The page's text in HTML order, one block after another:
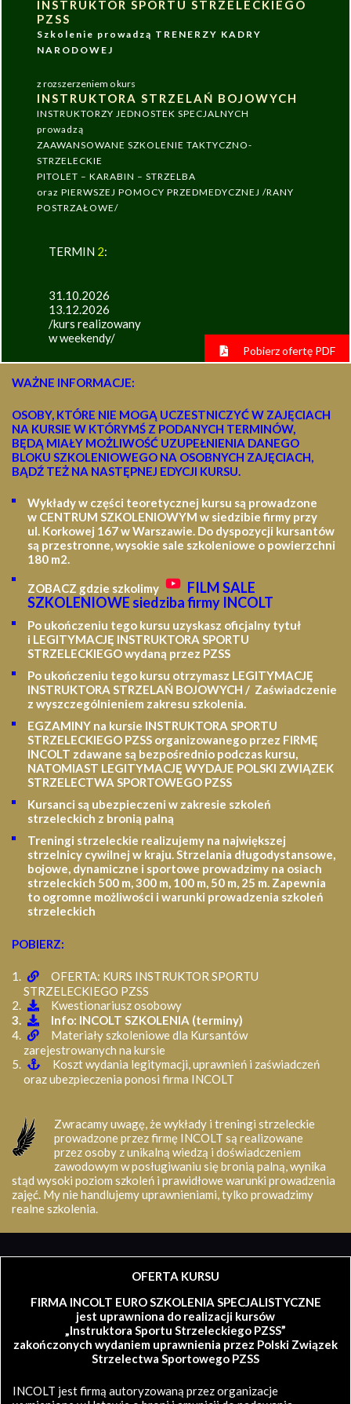
INSTRUKTOR SPORTU STRZELECKIEGO
PZSS
Szkolenie prowadzą TRENERZY KADRY
NARODOWEJ
z rozszerzeniem o kurs
INSTRUKTORA STRZELAŃ BOJOWYCH
INSTRUKTORZY JEDNOSTEK SPECJALNYCH
prowadzą
ZAAWANSOWANE SZKOLENIE TAKTYCZNO-
STRZELECKIE
PITOLET – KARABIN – STRZELBA
oraz PIERWSZEJ POMOCY PRZEDMEDYCZNEJ /RANY
POSTRZAŁOWE/
TERMIN 2:
31.10.2026
13.12.2026
/kurs realizowany
w weekendy/
Pobierz ofertę PDF
WAŻNE INFORMACJE:
OSOBY, KTÓRE NIE MOGĄ UCZESTNICZYĆ W ZAJĘCIACH
NA KURSIE W KTÓRYMŚ Z PODANYCH TERMINÓW,
BĘDĄ MIAŁY MOŻLIWOŚĆ UZUPEŁNIENIA DANEGO
BLOKU SZKOLENIOWEGO NA OSOBNYCH ZAJĘCIACH,
BĄDŹ TEŻ NA NASTĘPNEJ EDYCJI KURSU.
Wykłady w części teoretycznej kursu są prowadzone
w CENTRUM SZKOLENIOWYM w siedzibie firmy przy
ul. Korkowej 167 w Warszawie. Do dyspozycji kursantów
są przestronne, wysokie sale szkoleniowe o powierzchni
180 m2.
ZOBACZ gdzie szkolimy
FILM SALE
SZKOLENIOWE siedziba firmy INCOLT
Po ukończeniu tego kursu uzyskasz oficjalny tytuł
i LEGITYMACJĘ INSTRUKTORA SPORTU
STRZELECKIEGO wydaną przez PZSS
Po ukończeniu tego kursu otrzymasz LEGITYMACJĘ
INSTRUKTORA STRZELAŃ BOJOWYCH / Zaświadczenie
z wyszczególnieniem zakresu szkolenia.
EGZAMINY na kursie INSTRUKTORA SPORTU
STRZELECKIEGO PZSS organizowanego przez FIRMĘ
INCOLT zdawane są bezpośrednio podczas kursu,
NATOMIAST LEGITYMACJĘ WYDAJE POLSKI ZWIĄZEK
STRZELECTWA SPORTOWEGO PZSS
Kursanci są ubezpieczeni w zakresie szkoleń
strzeleckich z bronią palną
Treningi strzeleckie realizujemy na największej
strzelnicy cywilnej w kraju. Strzelania długodystansowe,
bojowe, dynamiczne i sportowe prowadzimy na osiach
strzeleckich 500 m, 300 m, 100 m, 50 m, 25 m. Zapewnia
to ogromne możliwości i warunki prowadzenia szkoleń
strzeleckich
POBIERZ:
OFERTA: KURS INSTRUKTOR SPORTU
STRZELECKIEGO PZSS
Kwestionariusz osobowy
Info: INCOLT SZKOLENIA (terminy)
Materiały szkoleniowe dla Kursantów
zarejestrowanych na kursie
Koszt wydania legitymacji, uprawnień i zaświadczeń
oraz ubezpieczenia ponosi firma INCOLT
Zwracamy uwagę, że wykłady i treningi strzeleckie
prowadzone przez firmę INCOLT są realizowane
przez osoby z unikalną wiedzą i doświadczeniem
zawodowym w posługiwaniu się bronią palną, wynika
stąd wysoki poziom szkoleń i prawidłowe warunki prowadzenia
zajęć. My nie handlujemy uprawnieniami, tylko prowadzimy
realne szkolenia.
OFERTA KURSU
FIRMA INCOLT EURO SZKOLENIA SPECJALISTYCZNE
jest uprawniona do realizacji kursów
„Instruktora Sportu Strzeleckiego PZSS”
zakończonych wydaniem uprawnienia przez Polski Związek
Strzelectwa Sportowego PZSS
INCOLT jest firmą autoryzowaną przez organizacje